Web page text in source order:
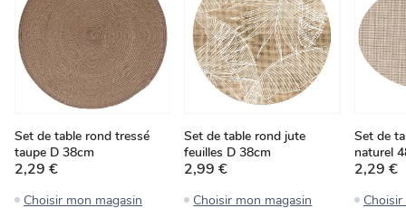
Set de table rond tressé
taupe D 38cm
2,29 €
Choisir mon magasin
Set de table rond jute
feuilles D 38cm
2,99 €
Choisir mon magasin
Set de
naturel
2,29 €